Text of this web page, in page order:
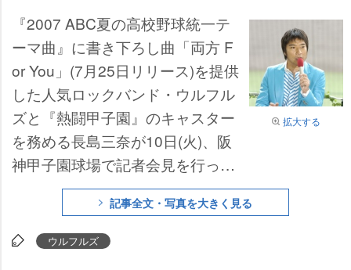
拡大する
『2007 ABC夏の高校野球統一テ
ーマ曲』に書き下ろし曲「両方 F
or You」(7月25日リリース)を提供
した人気ロックバンド・ウルフル
ズと『熱闘甲子園』のキャスター
を務める長島三奈が10日(火)、阪
神甲子園球場で記者会見を行っ
記事全文・写真を大きく見る
ウルフルズ